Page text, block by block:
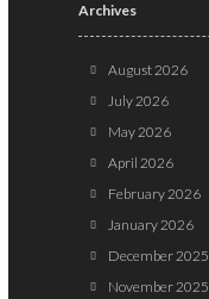
Archives
August 2026
July 2026
May 2026
April 2026
February 2026
January 2026
December 2025
November 2025